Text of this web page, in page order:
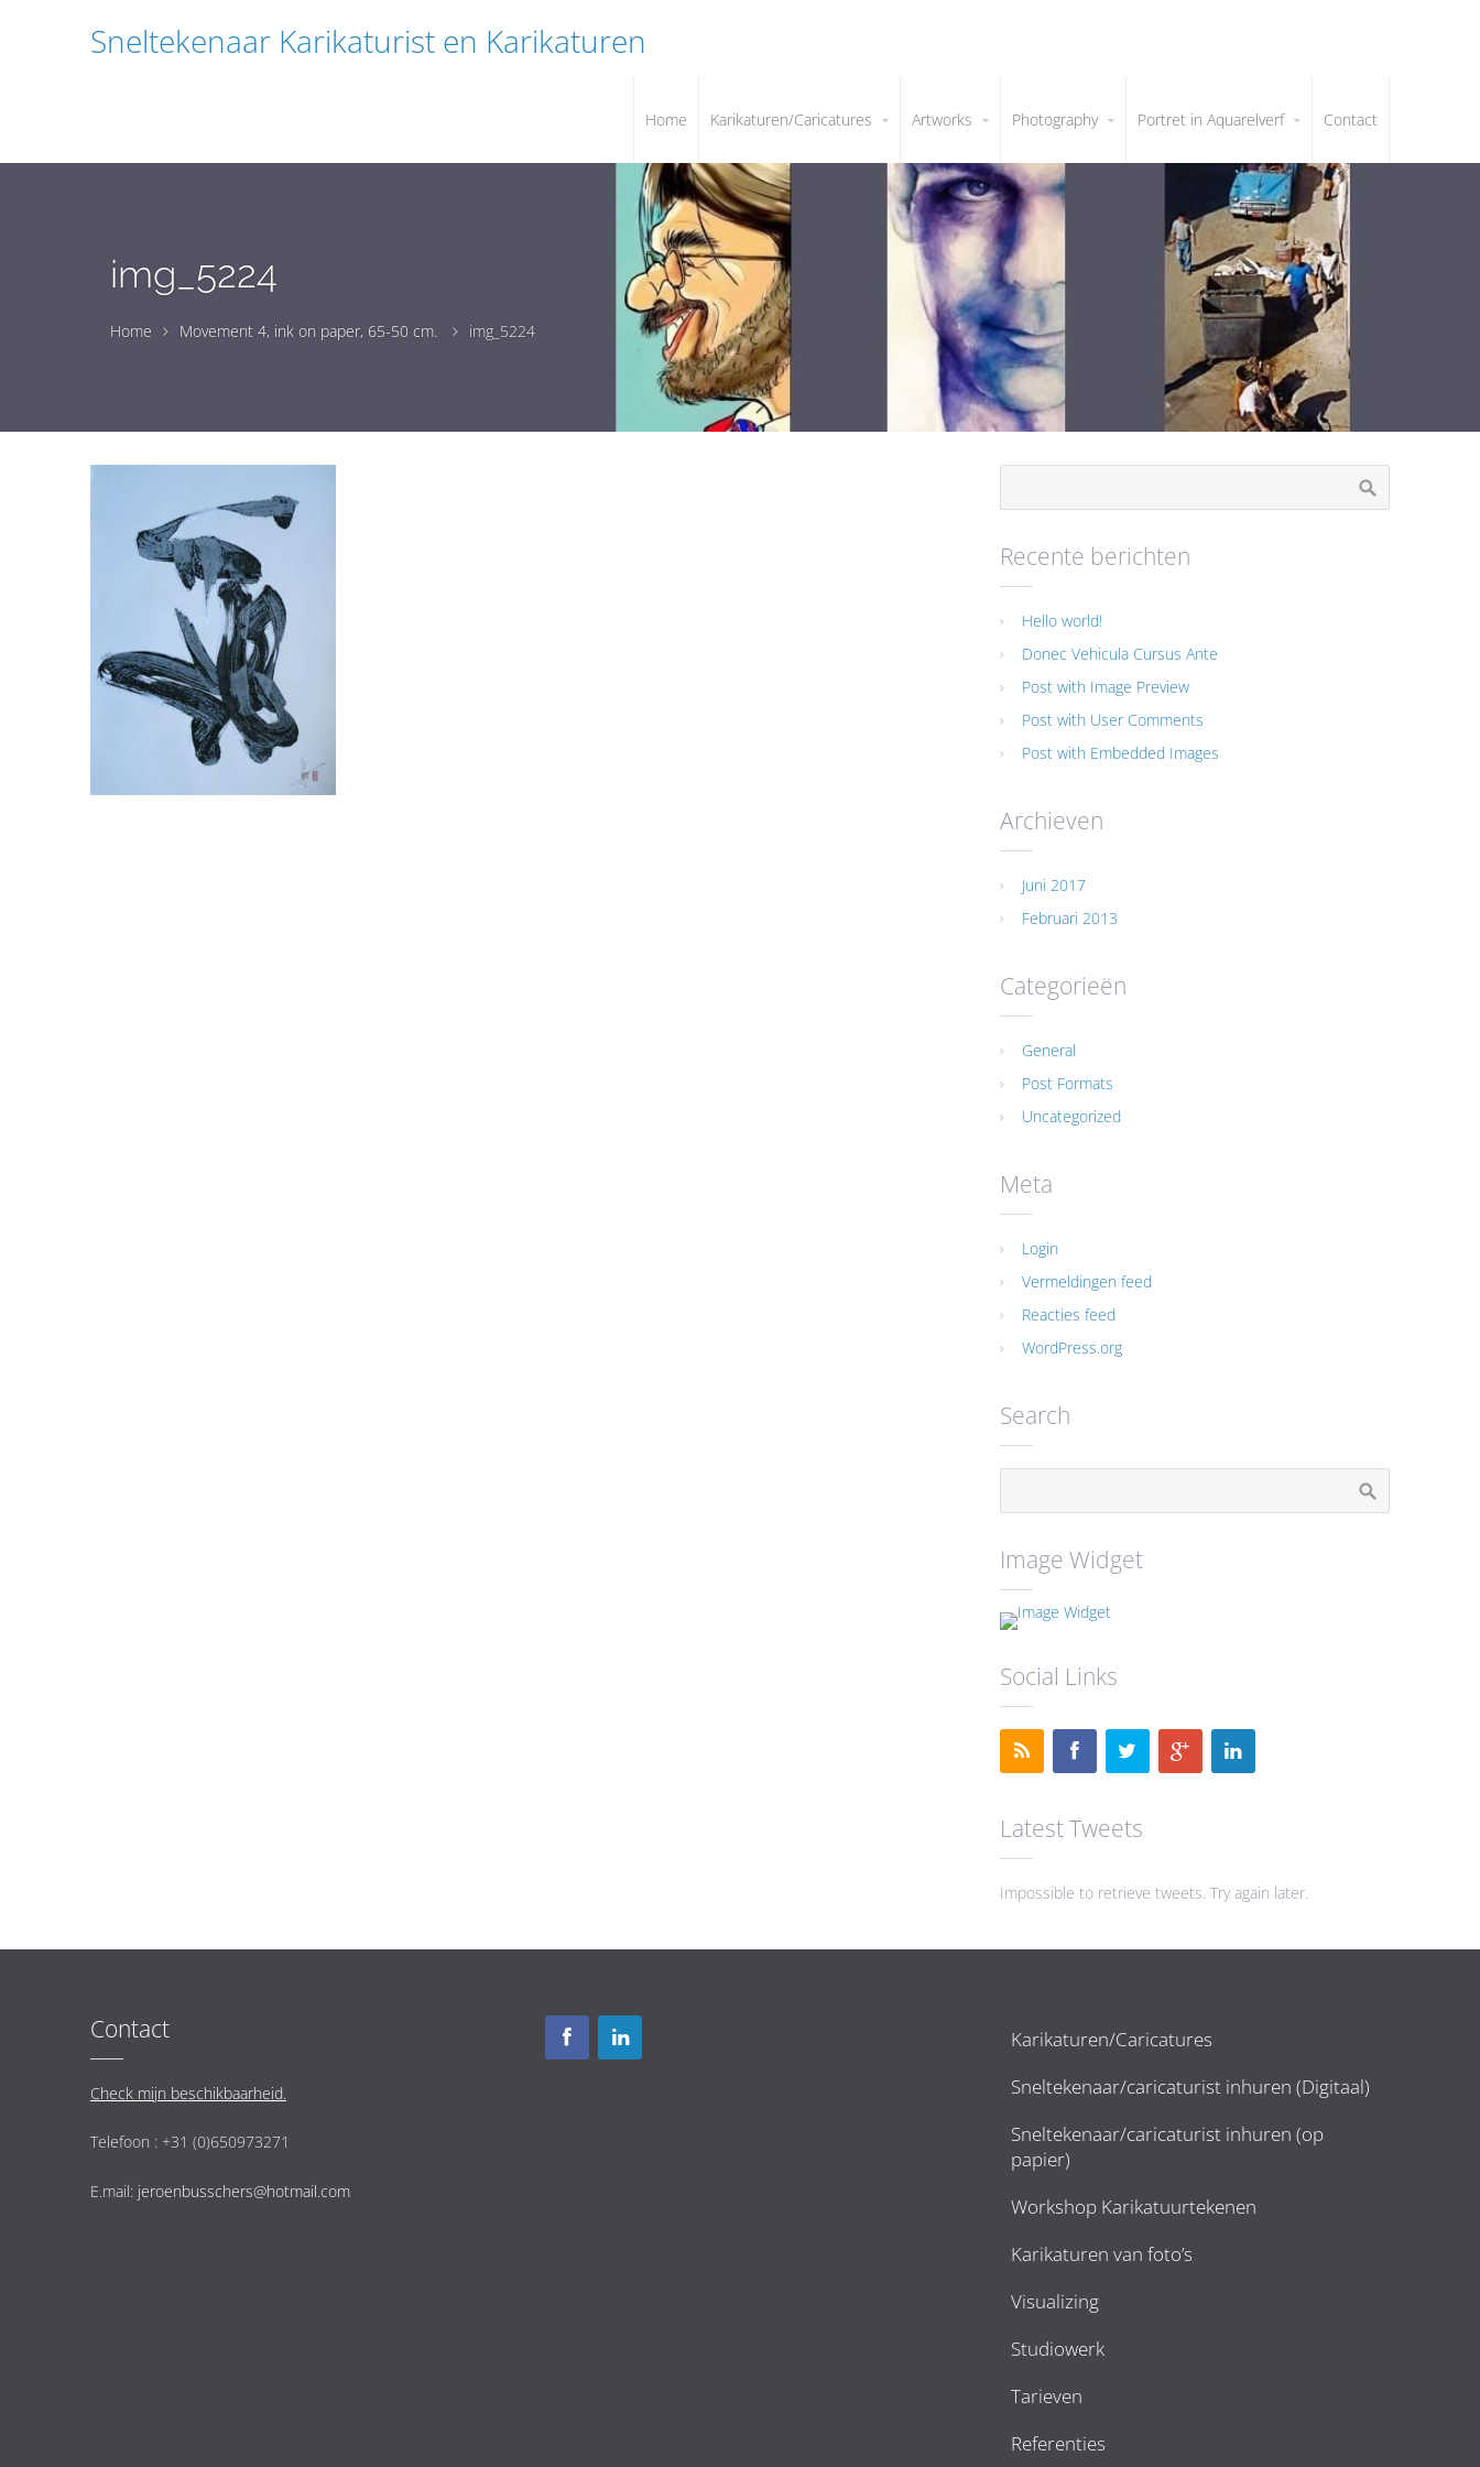
Sneltekenaar Karikaturist en Karikaturen
Home Karikaturen/Caricatures Artworks Photography Portret in Aquarelverf Contact
img_5224
Home Movement 4, ink on paper, 65-50 cm. img_5224
Recente berichten
Hello world!
Donec Vehicula Cursus Ante
Post with Image Preview
Post with User Comments
Post with Embedded Images
Archieven
Juni 2017
Februari 2013
Categorieën
General
Post Formats
Uncategorized
Meta
Login
Vermeldingen feed
Reacties feed
WordPress.org
Search
Image Widget
Social Links
Latest Tweets
Impossible to retrieve tweets. Try again later.
Contact
Check mijn beschikbaarheid.
Telefoon : +31 (0)650973271
E.mail: jeroenbusschers@hotmail.com
Karikaturen/Caricatures
Sneltekenaar/caricaturist inhuren (Digitaal)
Sneltekenaar/caricaturist inhuren (op
papier)
Workshop Karikatuurtekenen
Karikaturen van foto’s
Visualizing
Studiowerk
Tarieven
Referenties